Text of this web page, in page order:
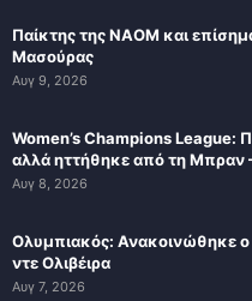
Παίκτης της ΝΑΟΜ και
Μασούρας
Αυγ 9, 2026
Women’s Champions League:
αλλά ηττήθηκε από τη Μπραν
Αυγ 8, 2026
Ολυμπιακός: Ανακοινώθηκε
ντε Ολιβέιρα
Αυγ 7, 2026